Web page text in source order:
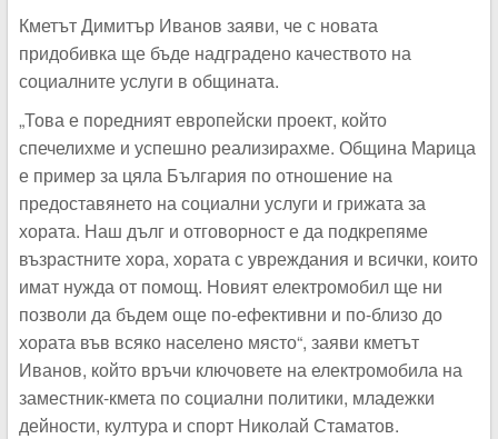
Кметът Димитър Иванов заяви, че с новата
придобивка ще бъде надградено качеството на
социалните услуги в общината.
„Това е поредният европейски проект, който
спечелихме и успешно реализирахме. Община Марица
е пример за цяла България по отношение на
предоставянето на социални услуги и грижата за
хората. Наш дълг и отговорност е да подкрепяме
възрастните хора, хората с увреждания и всички, които
имат нужда от помощ. Новият електромобил ще ни
позволи да бъдем още по-ефективни и по-близо до
хората във всяко населено място“, заяви кметът
Иванов, който връчи ключовете на електромобила на
заместник-кмета по социални политики, младежки
дейности, култура и спорт Николай Стаматов.